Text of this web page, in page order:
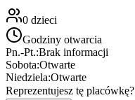
0 dzieci
Godziny otwarcia
Pn.-Pt.:Brak informacji
Sobota:Otwarte
Niedziela:Otwarte
Reprezentujesz tę placówkę?